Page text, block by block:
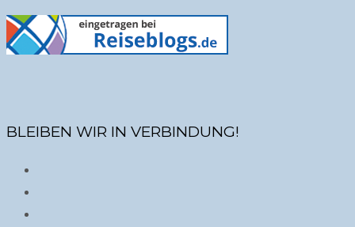
BLEIBEN WIR IN VERBINDUNG!